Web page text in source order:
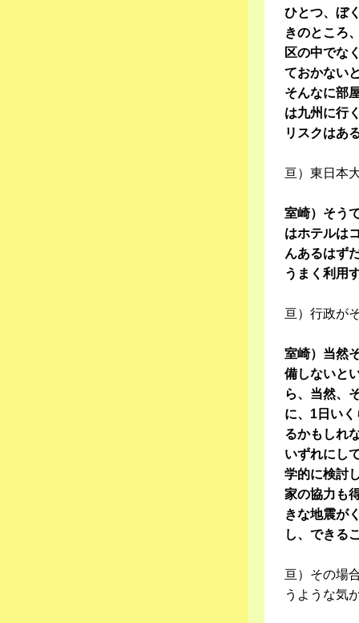
ひとつ、ぼ
きのところ
区の中でな
ておかない
そんなに部
は九州に行
リスクはあ
亘）東日本
室崎）そう
はホテルは
んあるはず
うまく利用
亘）行政が
室崎）当然
備しないと
ら、当然、
に、1日い
るかもしれ
いずれにし
学的に検討
家の協力も
きな地震が
し、できる
亘）その場
うような気